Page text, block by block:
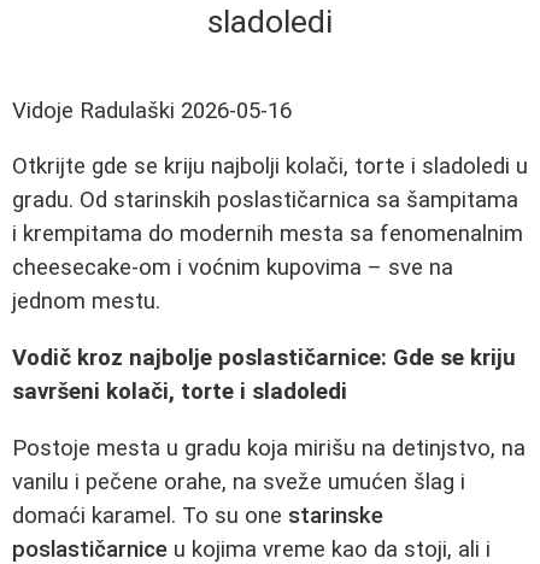
sladoledi
Vidoje Radulaški 2026-05-16
Otkrijte gde se kriju najbolji kolači, torte i sladoledi u
gradu. Od starinskih poslastičarnica sa šampitama
i krempitama do modernih mesta sa fenomenalnim
cheesecake-om i voćnim kupovima – sve na
jednom mestu.
Vodič kroz najbolje poslastičarnice: Gde se kriju
savršeni kolači, torte i sladoledi
Postoje mesta u gradu koja mirišu na detinjstvo, na
vanilu i pečene orahe, na sveže umućen šlag i
domaći karamel. To su one starinske
poslastičarnice u kojima vreme kao da stoji, ali i